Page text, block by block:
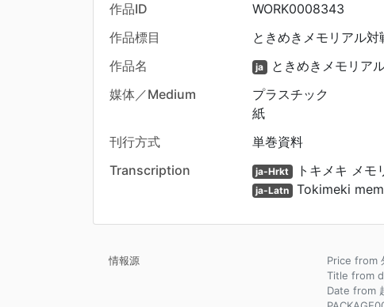
作品ID
WORK0008343
作品標目
ときめきメモリアル対
作品名
ja
ときめきメモリア
媒体／Medium
プラスチック
紙
刊行方式
単巻資料
Transcription
ja-Hrkt トキメキ メモ
ja-Latn Tokimeki
情報源
Price from
Title from
Date from